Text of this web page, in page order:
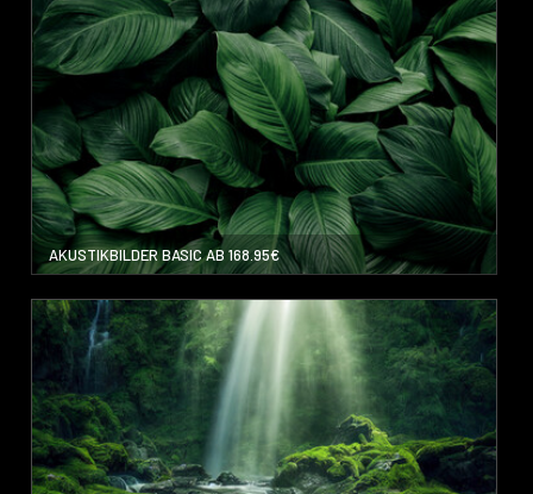
AKUSTIKBILDER BASIC AB 168.95€